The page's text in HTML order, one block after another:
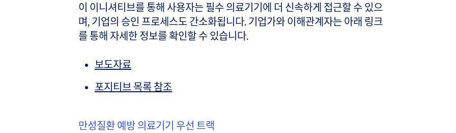
이 이니셔티브를 통해 사용자는 필수 의료기기에 더 신속하게 접근할 수 있으
며, 기업의 승인 프로세스도 간소화됩니다. 기업가와 이해관계자는 아래 링크
를 통해 자세한 정보를 확인할 수 있습니다.
보도자료
포지티브 목록 참조
만성질환 예방 의료기기 우선 트랙